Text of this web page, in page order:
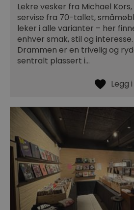
Lekre vesker fra Michael
servise fra 70-tallet,
leker i alle varianter – her
enhver smak, stil og
Drammen er en trivelig og
sentralt plassert i…